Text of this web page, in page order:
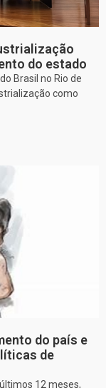
do estado
Brasil no Rio de
como
do país e
de
12 meses,